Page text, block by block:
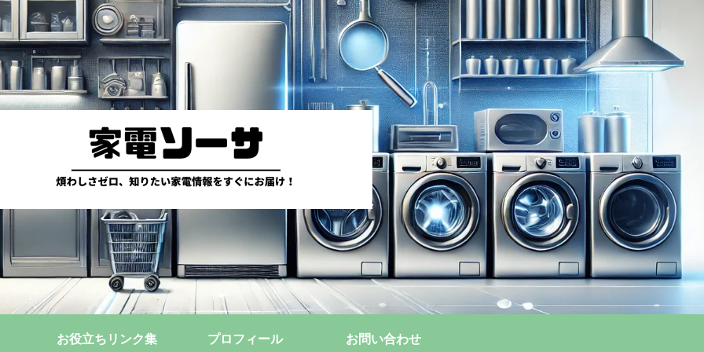
お役立ちリンク集 プロフィール お問い合わせ